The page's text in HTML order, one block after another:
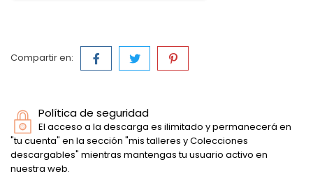
Compartir en:
Política de seguridad
El acceso a la descarga es ilimitado y permanecerá en
"tu cuenta" en la sección "mis talleres y Colecciones
descargables" mientras mantengas tu usuario activo en
nuestra web.